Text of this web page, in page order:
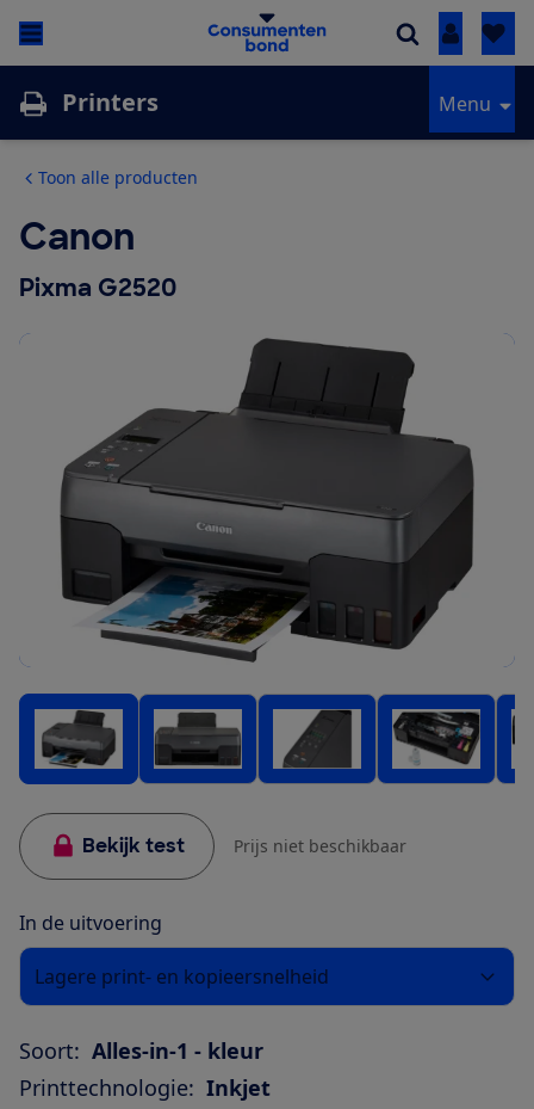
Inloggen
Printers Menu
Toon alle producten
Canon
Pixma G2520
Bekijk test Prijs niet beschikbaar
In de uitvoering
Lagere print- en kopieersnelheid
Soort: Alles-in-1 - kleur
Printtechnologie: Inkjet